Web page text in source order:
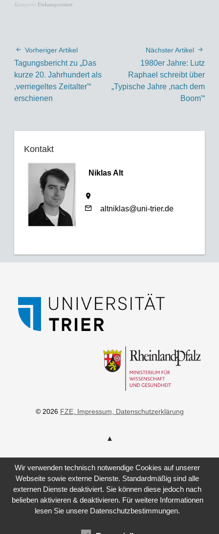
Kategorie Unkategorisiert
Vorheriger Artikel
Tagungsbericht zu „Das
kurze 20. Jahrhundert als
‚verriegeltes Zeitalter'“
erschienen
Nächster Artikel
1980er Jahre: Lutz
Raphael schreibt über
„Typische Jahre ,nach dem
Boom'“
Kontakt
Niklas Alt
altniklas@uni-trier.de
© 2026 FZE, Impressum , Datenschutzerklärung
Wir verwenden technisch notwendige Cookies auf unserer
Webseite sowie externe Dienste. Standardmäßig sind alle
externen Dienste deaktiviert. Sie können diese jedoch nach
belieben aktivieren & deaktivieren. Für weitere Informationen
lesen Sie unsere Datenschutzbestimmungen.